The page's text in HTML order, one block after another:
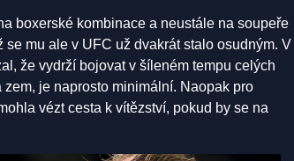
boxerské kombinace a neustále na soupeře
mu ale v UFC už dvakrát stalo osudným. V
že vydrží bojovat v šíleném tempu celých
zem, je naprosto minimální. Naopak pro
vézt cesta k vítězství, pokud by se na